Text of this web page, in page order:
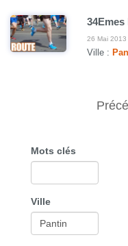
26 Mai 2013
Ville :
Mots clés
Ville